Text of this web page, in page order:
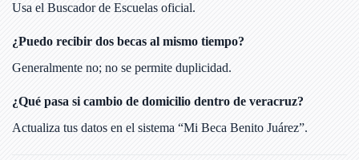
Usa el Buscador de Escuelas oficial.
¿Puedo recibir dos becas al mismo tiempo?
Generalmente no; no se permite duplicidad.
¿Qué pasa si cambio de domicilio dentro de veracruz?
Actualiza tus datos en el sistema “Mi Beca Benito Juárez”.